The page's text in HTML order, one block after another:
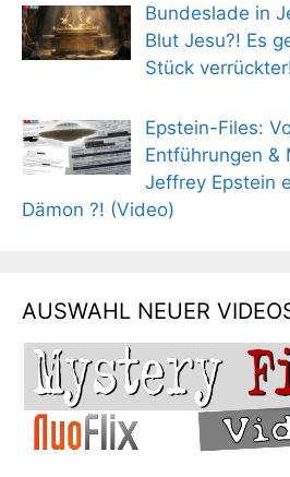
Bundeslade in
Blut Jesu?! Es
Stück
Epstein-Files:
Entführungen &
Jeffrey Epstein
Dämon ?! (Video)
AUSWAHL NEUER